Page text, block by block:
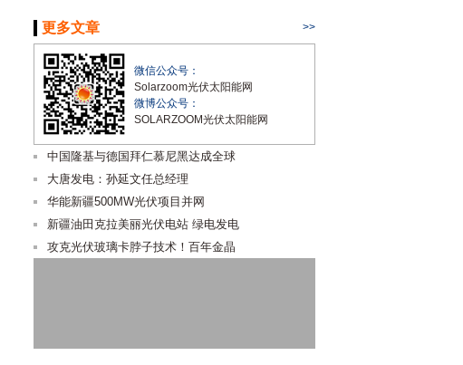
更多文章 >>
微信公众号：
Solarzoom光伏太阳能网
微博公众号：
SOLARZOOM光伏太阳能网
中国隆基与德国拜仁慕尼黑达成全球
大唐发电：孙延文任总经理
华能新疆500MW光伏项目并网
新疆油田克拉美丽光伏电站 绿电发电
攻克光伏玻璃卡脖子技术！百年金晶